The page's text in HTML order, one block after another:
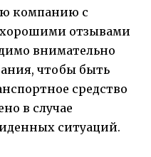
компанию с
отзывами
внимательно
чтобы быть
средство
в случае
ситуаций.